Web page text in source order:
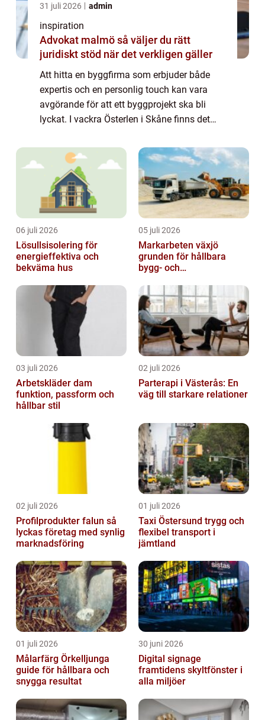
31 juli 2026 admin
inspiration
Advokat malmö så väljer du rätt
juridiskt stöd när det verkligen gäller
Att hitta en byggfirma som erbjuder både
expertis och en personlig touch kan vara
avgörande för att ett byggprojekt ska bli
lyckat. I vackra Österlen i Skåne finns det
beh...
06 juli 2026
Lösullsisolering för
energieffektiva och
bekväma hus
05 juli 2026
Markarbeten växjö
grunden för hållbara
bygg- och
03 juli 2026
Arbetskläder dam
funktion, passform och
hållbar stil
02 juli 2026
Parterapi i Västerås: En
väg till starkare relationer
02 juli 2026
Profilprodukter falun så
lyckas företag med synlig
marknadsföring
01 juli 2026
Taxi Östersund trygg och
flexibel transport i
jämtland
01 juli 2026
Målarfärg Örkelljunga
guide för hållbara och
snygga resultat
30 juni 2026
Digital signage
framtidens skyltfönster i
alla miljöer